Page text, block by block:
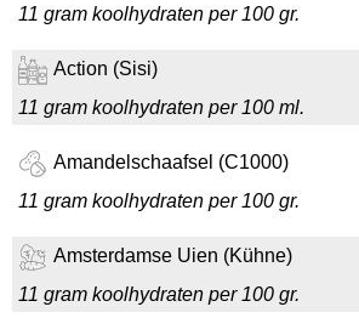
11 gram koolhydraten per 100 gr.
Action (Sisi)
11 gram koolhydraten per 100 ml.
Amandelschaafsel (C1000)
11 gram koolhydraten per 100 gr.
Amsterdamse Uien (Kühne)
11 gram koolhydraten per 100 gr.